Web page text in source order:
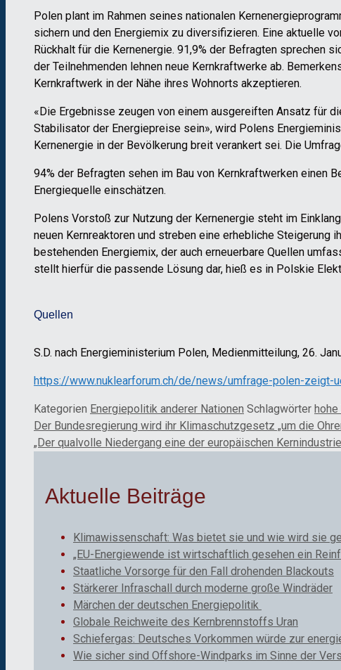
Polen plant im Rahmen seines nationalen
sichern und den Energiemix zu diversifizieren. Eine aktuelle
Rückhalt für die Kernenergie. 91,9% der Befragten sprechen
der Teilnehmenden lehnen neue Kernkraftwerke ab.
Kernkraftwerk in der Nähe ihres Wohnorts akzeptieren.
«Die Ergebnisse zeugen von einem ausgereiften Ansatz für
Stabilisator der Energiepreise sein», wird Polens
Kernenergie in der Bevölkerung breit verankert sei. Die
94% der Befragten sehen im Bau von Kernkraftwerken einen
Energiequelle einschätzen.
Polens Vorstoß zur Nutzung der Kernenergie steht im
neuen Kernreaktoren und streben eine erhebliche
bestehenden Energiemix, der auch erneuerbare Quellen
stellt hierfür die passende Lösung dar, hieß es in Polskie
Quellen
S.D. nach Energieministerium Polen, Medienmitteilung, 26.
https://www.nuklearforum.ch/de/news/umfrage-polen-zeigt-
Kategorien Energiepolitik anderer Nationen Schlagwörter
Der Bundesregierung wird ihr Klimaschutzgesetz „um die
„Der qualvolle Niedergang eine der europäischen
Aktuelle Beiträge
Klimawissenschaft: Was bietet sie und wie wird sie
„EU-Energiewende ist wirtschaftlich gesehen ein
Staatliche Vorsorge für den Fall drohenden Blackouts
Stärkerer Infraschall durch moderne große Windräder
Märchen der deutschen Energiepolitik
Globale Reichweite des Kernbrennstoffs Uran
Schiefergas: Deutsches Vorkommen würde zur
Wie sicher sind Offshore-Windparks im Sinne der